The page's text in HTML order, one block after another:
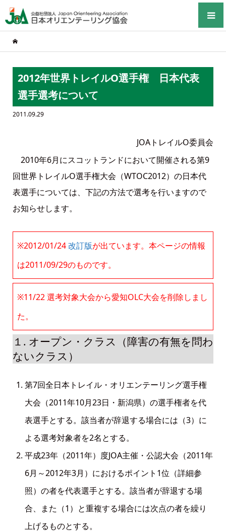
2012年世界トレイルO選手権 日本代表
選手選考について
2011.09.29
JOAトレイルO委員会
2010年6月にスコットランドにおいて開催される第9
回世界トレイルO選手権大会（WTOC2012）の日本代
表選手については、下記の方法で選考を行いますので
お知らせします。
※2012/01/24改訂版が出ています。本ページの情報
は2011/09/29のものです。
※11/22 選考対象大会から愛知OLC大会を削除しまし
た。
１. オープン・クラス（障害の有無を問わ
ないクラス）
第7回全日本トレイル・オリエンテーリング選手権
大会（2011年10月23日・新潟県）の選手権者を代
表選手とする。該当者が辞退する場合には（3）に
よる選考対象者を2名とする。
平成23年（2011年）度JOA主催・公認大会（2011年
6月～2012年3月）におけるポイント1位（詳細参
照）の者を代表選手とする。該当者が辞退する場
合、また（1）と重複する場合には次点の者を繰り
上げるものとする。